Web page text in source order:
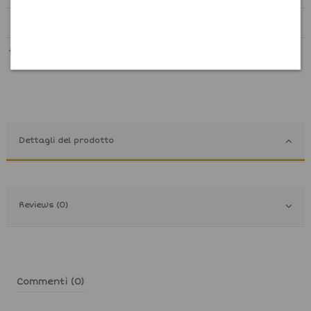
Dettagli del prodotto
Reviews (0)
Commenti (0)